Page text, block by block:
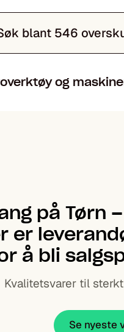
og
på
er
å bli
Kvalitetsvarer til
Se nyeste